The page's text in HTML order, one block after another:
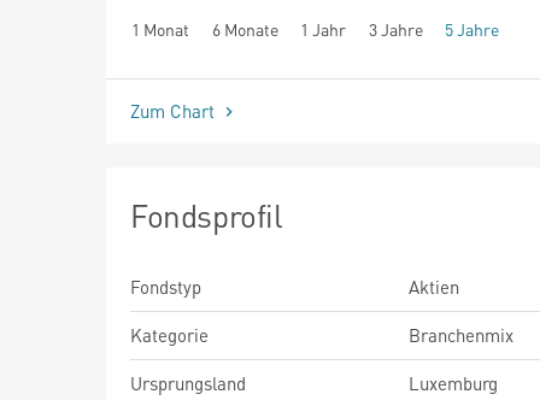
1 Monat 6 Monate 1 Jahr 3 Jahre 5 Jahre
seit Beginn
Zum Chart
Fondsprofil
Fondstyp
Aktien
Kategorie
Branchenmix
Ursprungsland
Luxemburg